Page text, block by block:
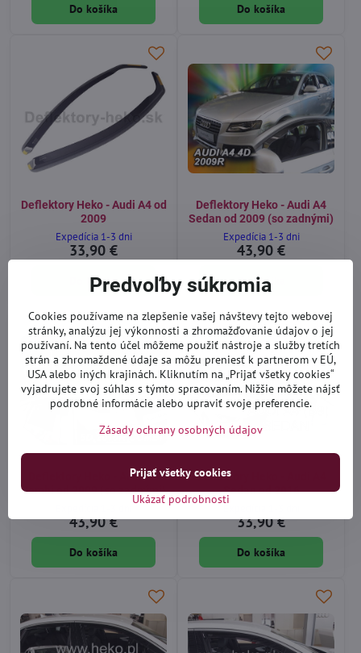
Do košíka Do košíka
Deflektory Heko - Audi A4 od
2009
Expedícia 1-3 dni
33,90 €
Do košíka
Deflektory Heko - Audi A4
Sedan od 2009 (so zadnými)
Expedícia 1-3 dni
43,90 €
Do košíka
Deflektory Heko - Audi A4
Combi od 2009 (so zadnými)
43,90 €
Do košíka
Deflektory Heko - Audi A4
Sedan od 2016
33,90 €
Do košíka
Predvoľby súkromia
Cookies používame na zlepšenie vašej návštevy tejto webovej
stránky, analýzu jej výkonnosti a zhromažďovanie údajov o jej
používaní. Na tento účel môžeme použiť nástroje a služby tretích
strán a zhromaždené údaje sa môžu preniesť k partnerom v EÚ,
USA alebo iných krajinách. Kliknutím na „Prijať všetky cookies“
vyjadrujete svoj súhlas s týmto spracovaním. Nižšie môžete nájsť
podrobné informácie alebo upraviť svoje preferencie.
Zásady ochrany osobných údajov
Ukázať podrobnosti
Prijať všetky cookies